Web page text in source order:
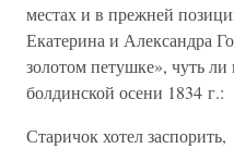
местах и в прежней
Екатерина и Александра
золотом петушке», чуть ли
болдинской осени 1834 г.:
Старичок хотел заспорить,